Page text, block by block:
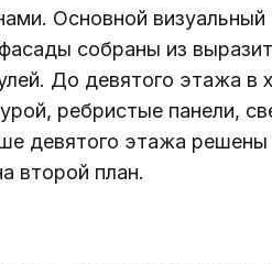
Основной визуальный
собраны из
До девятого этажа в
ребристые панели,
девятого этажа решены
второй план.